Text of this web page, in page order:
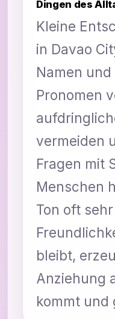
Dingen des
Kleine
in Davao
Namen
Pronomen
vermeiden
Fragen mit
Menschen
Ton oft
bleibt,
Anziehung
kommt und